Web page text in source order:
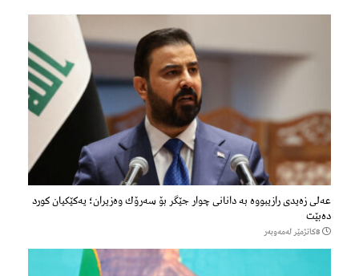
عەلی زەیدی رازیبووە بە دانانی چوار جێگر بۆ سەرۆك وەزیران؛ یەكێكیان كورد
دەبێت
8كاتژمێر لەمەوبەر